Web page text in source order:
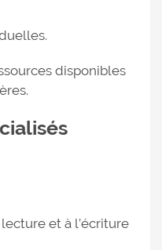
disponibles
et à l’écriture